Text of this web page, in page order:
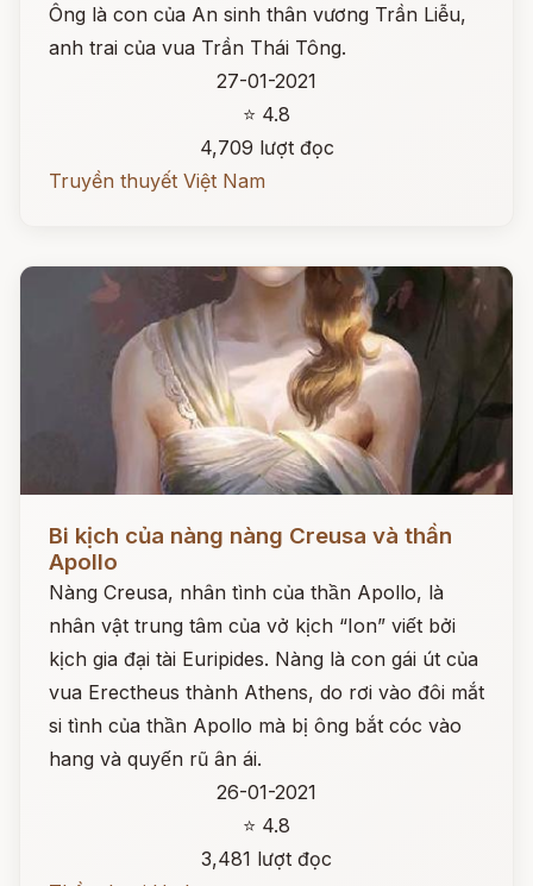
Ông là con của An sinh thân vương Trần Liễu,
anh trai của vua Trần Thái Tông.
27-01-2021
⭐ 4.8
4,709 lượt đọc
Truyền thuyết Việt Nam
Bi kịch của nàng nàng Creusa và thần
Apollo
Nàng Creusa, nhân tình của thần Apollo, là
nhân vật trung tâm của vở kịch “Ion” viết bởi
kịch gia đại tài Euripides. Nàng là con gái út của
vua Erectheus thành Athens, do rơi vào đôi mắt
si tình của thần Apollo mà bị ông bắt cóc vào
hang và quyến rũ ân ái.
26-01-2021
⭐ 4.8
3,481 lượt đọc